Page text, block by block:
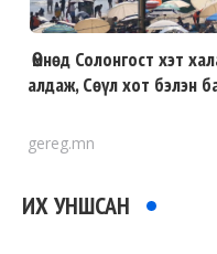
Өмнөд Солонгост хэт
алдаж, Сөүл хот бэлэн
gereg.mn
ИХ УНШСАН